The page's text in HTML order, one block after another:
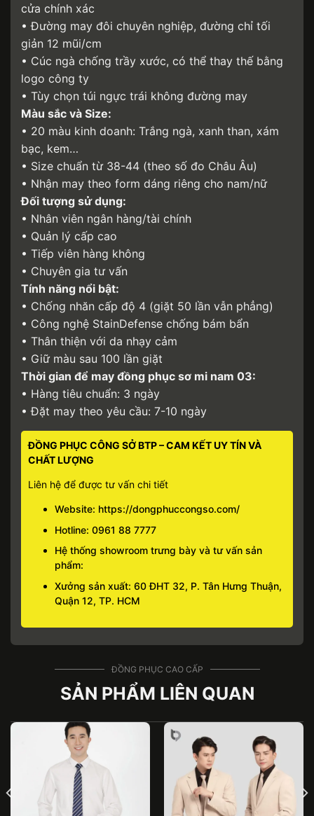
cửa chính xác
• Đường may đôi chuyên nghiệp, đường chỉ tối
giản 12 mũi/cm
• Cúc ngà chống trầy xước, có thể thay thế bằng
logo công ty
• Tùy chọn túi ngực trái không đường may
Màu sắc và Size:
• 20 màu kinh doanh: Trắng ngà, xanh than, xám
bạc, kem…
• Size chuẩn từ 38-44 (theo số đo Châu Âu)
• Nhận may theo form dáng riêng cho nam/nữ
Đối tượng sử dụng:
• Nhân viên ngân hàng/tài chính
• Quản lý cấp cao
• Tiếp viên hàng không
• Chuyên gia tư vấn
Tính năng nổi bật:
• Chống nhăn cấp độ 4 (giặt 50 lần vẫn phẳng)
• Công nghệ StainDefense chống bám bẩn
• Thân thiện với da nhạy cảm
• Giữ màu sau 100 lần giặt
Thời gian để may đồng phục sơ mi nam 03:
• Hàng tiêu chuẩn: 3 ngày
• Đặt may theo yêu cầu: 7-10 ngày
ĐỒNG PHỤC CÔNG SỞ BTP – CAM KẾT UY TÍN VÀ
CHẤT LƯỢNG
Liên hệ để được tư vấn chi tiết
Website: https://dongphuccongso.com/
Hotline:0961 88 7777
Hệ thống showroom trưng bày và tư vấn sản
phẩm:
Xưởng sản xuất: 60 ĐHT 32, P. Tân Hưng Thuận,
Quận 12, TP. HCM
ĐỒNG PHỤC CAO CẤP
SẢN PHẨM LIÊN QUAN